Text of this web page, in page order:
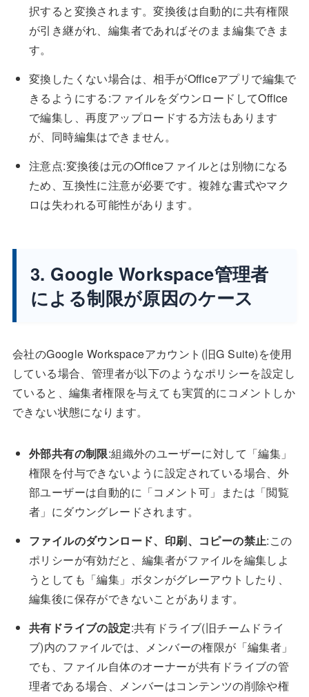
択すると変換されます。変換後は自動的に共有権限
が引き継がれ、編集者であればそのまま編集できま
す。
変換したくない場合は、相手がOfficeアプリで編集で
きるようにする:ファイルをダウンロードしてOffice
で編集し、再度アップロードする方法もあります
が、同時編集はできません。
注意点:変換後は元のOfficeファイルとは別物になる
ため、互換性に注意が必要です。複雑な書式やマク
ロは失われる可能性があります。
3. Google Workspace管理者
による制限が原因のケース
会社のGoogle Workspaceアカウント(旧G Suite)を使用
している場合、管理者が以下のようなポリシーを設定し
ていると、編集者権限を与えても実質的にコメントしか
できない状態になります。
外部共有の制限:組織外のユーザーに対して「編集」
権限を付与できないように設定されている場合、外
部ユーザーは自動的に「コメント可」または「閲覧
者」にダウングレードされます。
ファイルのダウンロード、印刷、コピーの禁止:この
ポリシーが有効だと、編集者がファイルを編集しよ
うとしても「編集」ボタンがグレーアウトしたり、
編集後に保存ができないことがあります。
共有ドライブの設定:共有ドライブ(旧チームドライ
ブ)内のファイルでは、メンバーの権限が「編集者」
でも、ファイル自体のオーナーが共有ドライブの管
理者である場合、メンバーはコンテンツの削除や権